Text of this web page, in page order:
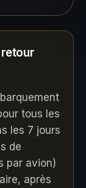
retour
tous les
les 7 jours
de
par avion)
après